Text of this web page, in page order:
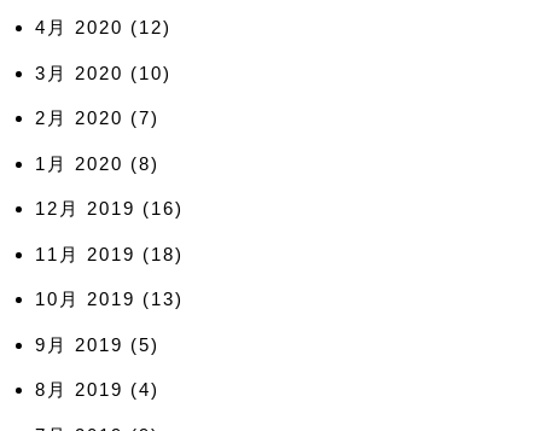
4月 2020 (12)
3月 2020 (10)
2月 2020 (7)
1月 2020 (8)
12月 2019 (16)
11月 2019 (18)
10月 2019 (13)
9月 2019 (5)
8月 2019 (4)